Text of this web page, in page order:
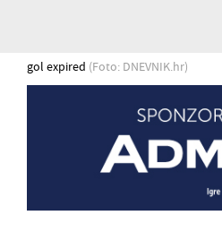
gol expired (Foto: DNEVNIK.hr)